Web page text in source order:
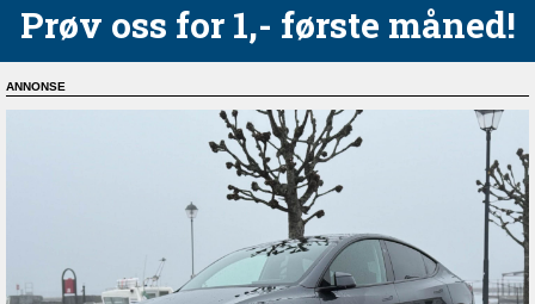
Prøv oss for 1,- første måned!